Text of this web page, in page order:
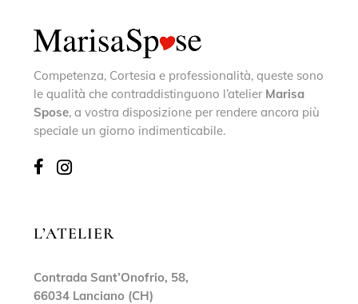
Competenza, Cortesia e professionalità, queste sono
le qualità che contraddistinguono l’atelier Marisa
Spose, a vostra disposizione per rendere ancora più
speciale un giorno indimenticabile.
L’ATELIER
Contrada Sant’Onofrio, 58,
66034 Lanciano (CH)